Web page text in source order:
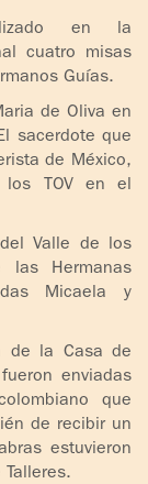
en la
cuatro misas
Guías.
de Oliva en
sacerdote que
de México,
los TOV en el
Valle de los
las Hermanas
Micaela y
de la Casa de
enviadas
que
de recibir un
estuvieron